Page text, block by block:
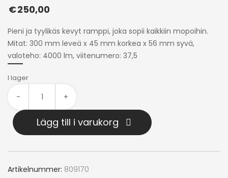
€250,00
Pieni ja tyylikäs kevyt ramppi, joka sopii kaikkiin mopoihin.
Mitat: 300 mm leveä x 45 mm korkea x 56 mm syvä,
valoteho: 4000 lm, viitenumero: 37,5
I lager
- +
Lägg till i varukorg
Artikelnummer: 809170